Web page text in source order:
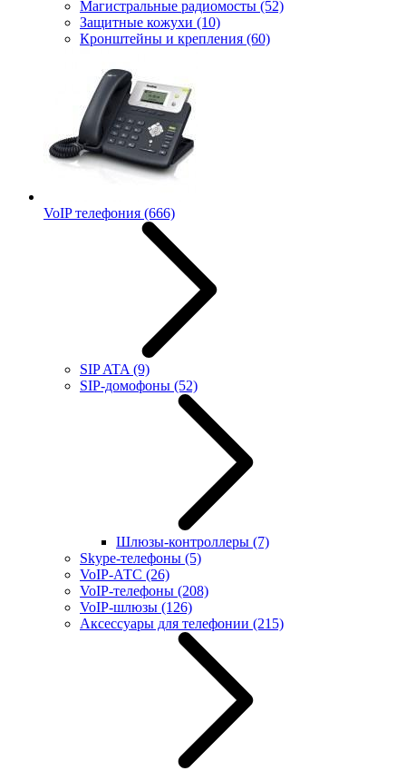
Магистральные радиомосты (52)
Защитные кожухи (10)
Кронштейны и крепления (60)
VoIP телефония (666)
SIP ATA (9)
SIP-домофоны (52)
Шлюзы-контроллеры (7)
Skype-телефоны (5)
VoIP-АТС (26)
VoIP-телефоны (208)
VoIP-шлюзы (126)
Аксессуары для телефонии (215)